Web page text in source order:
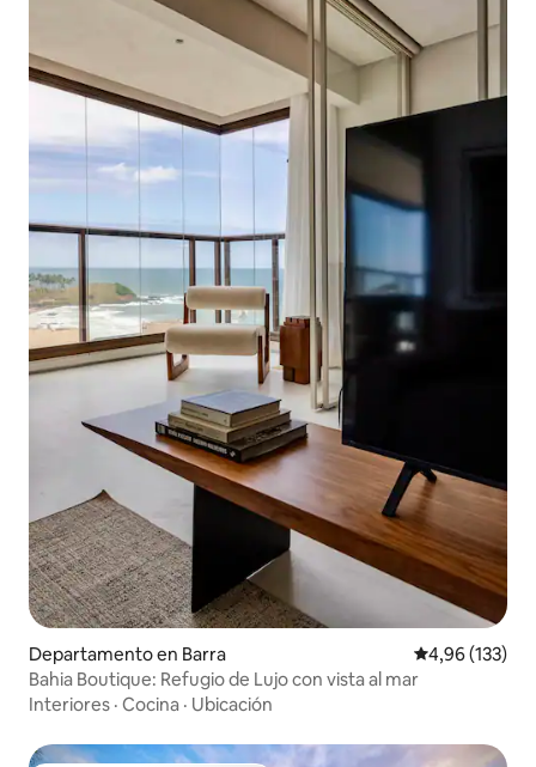
Departamento en Barra Calificación
4,96 (133)
Bahia Boutique: Refugio de Lujo con vista al mar
Interiores · Cocina · Ubicación